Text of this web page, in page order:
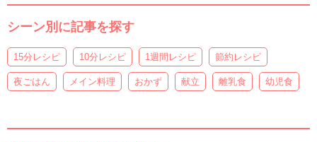
シーン別に記事を探す
15分レシピ 10分レシピ 1週間レシピ 節約レシピ
夜ごはん メイン料理 おかず 献立 離乳食 幼児食